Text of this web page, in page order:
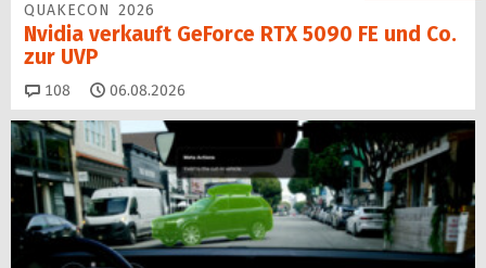
QUAKECON 2026
Nvidia verkauft GeForce RTX 5090 FE und Co.
zur UVP
108 Kommentare
06.08.2026